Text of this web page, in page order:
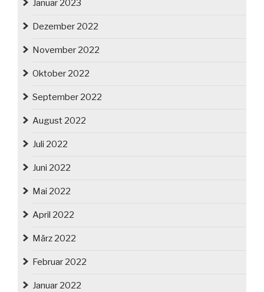
Januar 2023
Dezember 2022
November 2022
Oktober 2022
September 2022
August 2022
Juli 2022
Juni 2022
Mai 2022
April 2022
März 2022
Februar 2022
Januar 2022